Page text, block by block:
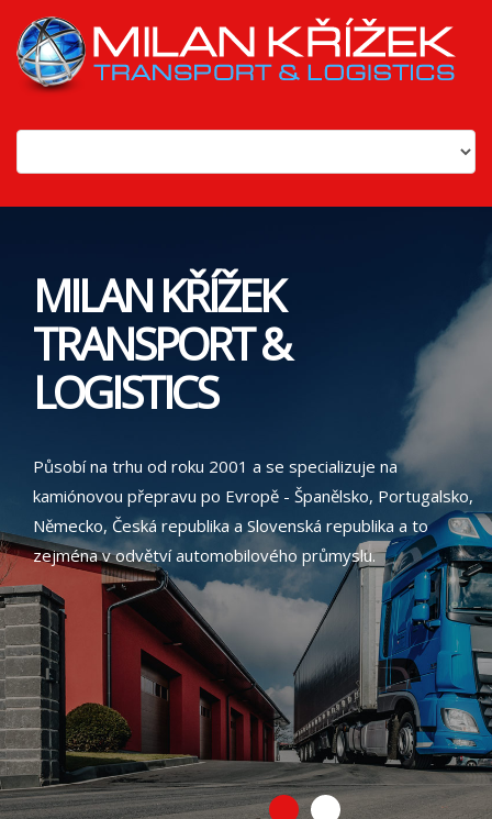
MILAN KŘÍŽEK
TRANSPORT &
LOGISTICS
Působí na trhu od roku 2001 a se specializuje na
kamiónovou přepravu po Evropě - Španělsko, Portugalsko,
Německo, Česká republika a Slovenská republika a to
zejména v odvětví automobilového průmyslu.